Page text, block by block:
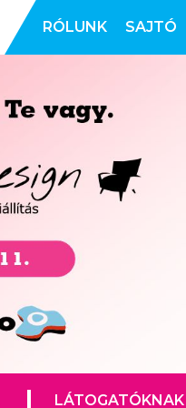
RÓLUNK SAJTÓ
LÁTOGATÓKNAK